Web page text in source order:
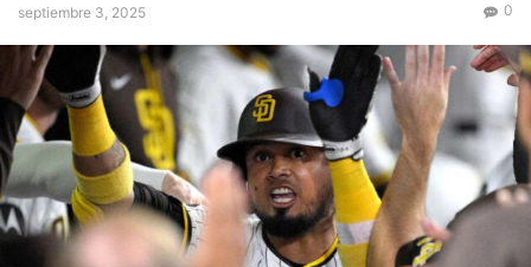
septiembre 3, 2025 0